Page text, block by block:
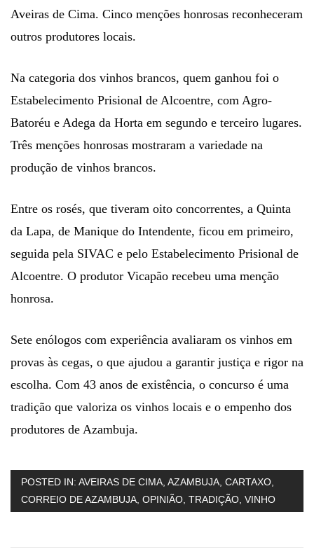
Aveiras de Cima. Cinco menções honrosas reconheceram
outros produtores locais.
Na categoria dos vinhos brancos, quem ganhou foi o
Estabelecimento Prisional de Alcoentre, com Agro-
Batoréu e Adega da Horta em segundo e terceiro lugares.
Três menções honrosas mostraram a variedade na
produção de vinhos brancos.
Entre os rosés, que tiveram oito concorrentes, a Quinta
da Lapa, de Manique do Intendente, ficou em primeiro,
seguida pela SIVAC e pelo Estabelecimento Prisional de
Alcoentre. O produtor Vicapão recebeu uma menção
honrosa.
Sete enólogos com experiência avaliaram os vinhos em
provas às cegas, o que ajudou a garantir justiça e rigor na
escolha. Com 43 anos de existência, o concurso é uma
tradição que valoriza os vinhos locais e o empenho dos
produtores de Azambuja.
POSTED IN: AVEIRAS DE CIMA, AZAMBUJA, CARTAXO,
CORREIO DE AZAMBUJA, OPINIÃO, TRADIÇÃO, VINHO